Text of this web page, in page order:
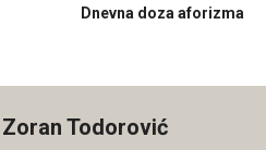
Dnevna doza aforizma
Zoran Todorović